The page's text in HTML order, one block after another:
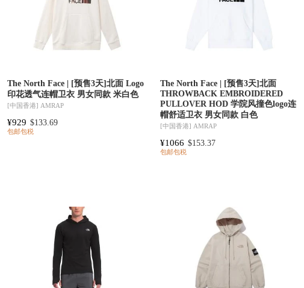
The North Face | [预售3天]北面 Logo
印花透气连帽卫衣 男女同款 米白色
[中国香港] AMRAP
¥929 $133.69
包邮包税
The North Face | [预售3天]北面
THROWBACK EMBROIDERED
PULLOVER HOD 学院风撞色logo连
帽舒适卫衣 男女同款 白色
[中国香港] AMRAP
¥1066 $153.37
包邮包税